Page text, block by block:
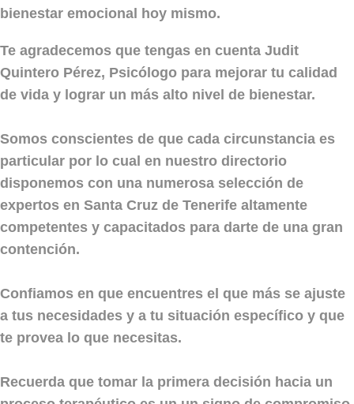
bienestar emocional hoy mismo.
Te agradecemos que tengas en cuenta Judit
Quintero Pérez, Psicólogo para mejorar tu calidad
de vida y lograr un más alto nivel de bienestar.
Somos conscientes de que cada circunstancia es
particular por lo cual en nuestro directorio
disponemos con una numerosa selección de
expertos en Santa Cruz de Tenerife altamente
competentes y capacitados para darte de una gran
contención.
Confiamos en que encuentres el que más se ajuste
a tus necesidades y a tu situación específico y que
te provea lo que necesitas.
Recuerda que tomar la primera decisión hacia un